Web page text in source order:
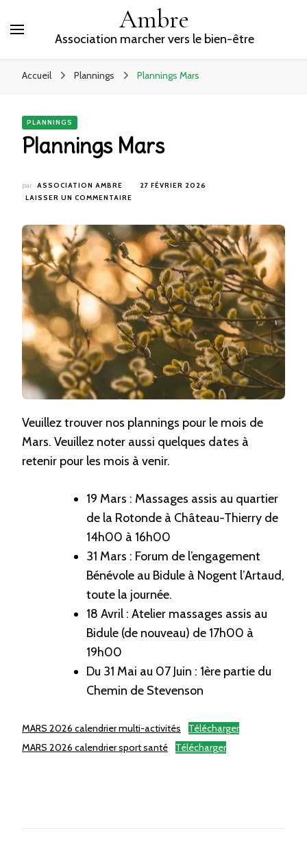
Ambre
Association marcher vers le bien-être
Accueil Plannings Plannings Mars
PLANNINGS
Plannings Mars
par ASSOCIATION AMBRE
27 FÉVRIER 2026
LAISSER UN COMMENTAIRE
Veuillez trouver nos plannings pour le mois de
Mars. Veuillez noter aussi quelques dates à
retenir pour les mois à venir.
19 Mars : Massages assis au quartier
de la Rotonde à Château-Thierry de
14h00 à 16h00
31 Mars : Forum de l’engagement
Bénévole au Bidule à Nogent l’Artaud,
toute la journée.
18 Avril : Atelier massages assis au
Bidule (de nouveau) de 17h00 à
19h00
Du 31 Mai au 07 Juin : 1ère partie du
Chemin de Stevenson
MARS 2026 calendrier multi-activités
Télécharger
MARS 2026 calendrier sport santé
Télécharger